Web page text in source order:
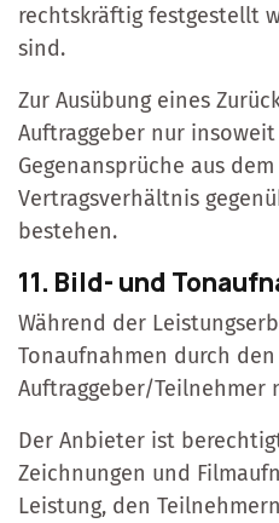
rechtskräftig festgestellt
sind.
Zur Ausübung eines
Auftraggeber nur
Gegenansprüche aus
Vertragsverhältnis
bestehen.
11. Bild- und
Während der
Tonaufnahmen durch den
Auftraggeber/Teilnehmer
Der Anbieter ist
Zeichnungen und
Leistung, den